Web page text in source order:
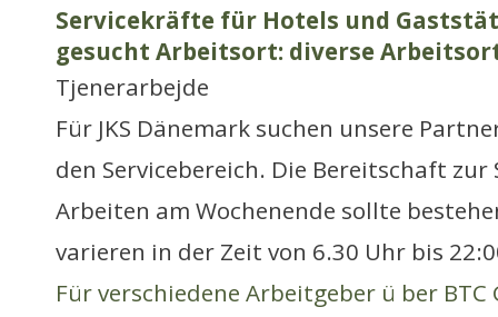
Servicekräfte für Hotels und
gesucht Arbeitsort: diverse
Tjenerarbejde
Für JKS Dänemark suchen unsere
den Servicebereich. Die Bereitschaft
Arbeiten am Wochenende sollte
varieren in der Zeit von 6.30 Uhr bis
Für verschiedene Arbeitgeber ü ber BTC